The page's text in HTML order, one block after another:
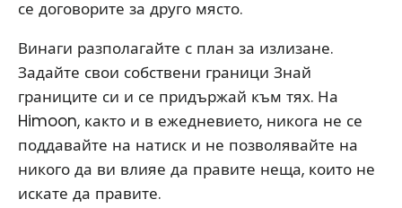
се договорите за друго място.
Винаги разполагайте с план за излизане.
Задайте свои собствени граници Знай
границите си и се придържай към тях. На
Himoon, както и в ежедневието, никога не се
поддавайте на натиск и не позволявайте на
никого да ви влияе да правите неща, които не
искате да правите.